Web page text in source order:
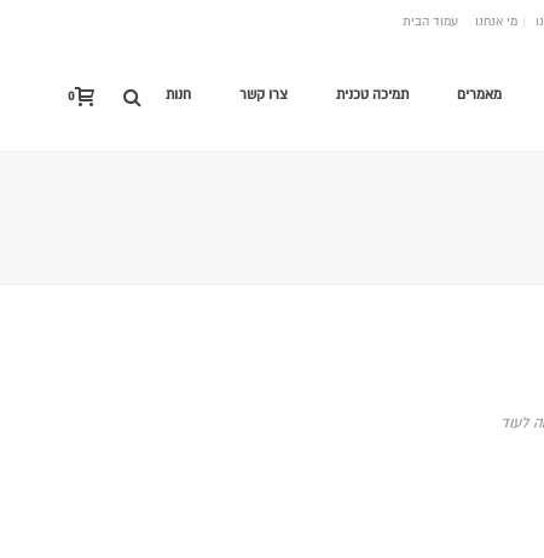
מי אנחנו עמוד הבית
חנות צרו קשר תמיכה טכנית מאמרים 0
לעוד